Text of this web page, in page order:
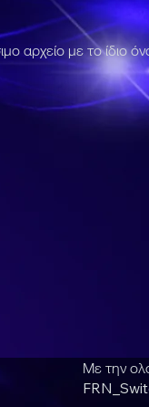
αρχείο με το ίδιο
Με την